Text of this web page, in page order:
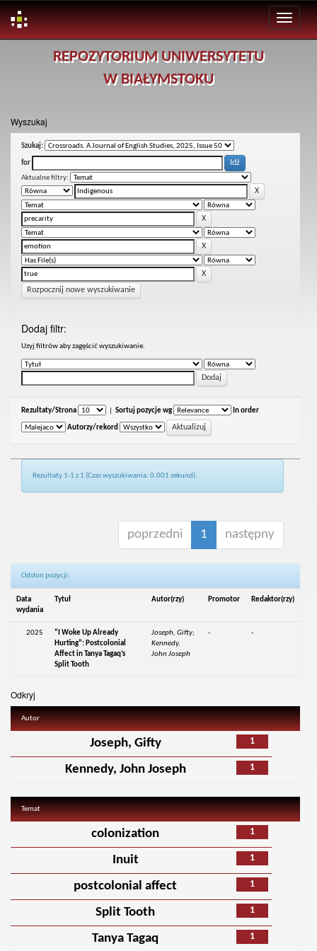
REPOZYTORIUM UNIWERSYTETU
W BIAŁYMSTOKU
Wyszukaj
Szukaj:
for
Aktualne filtry:
Rozpocznij nowe wyszukiwanie
Dodaj filtr:
Uzyj filtrów aby zagęścić wyszukiwanie.
Rezultaty/Strona Sortuj pozycje wg In order
Autorzy/rekord
Rezultaty 1-1 z 1 (Czas wyszukiwania: 0.001 sekund).
poprzedni 1 następny
Odsłon pozycji:
Data
wydania
Tytuł Autor(rzy) Promotor Redaktor(rzy)
2025
“I Woke Up Already
Hurting”: Postcolonial
Affect in Tanya Tagaq’s
Split Tooth
Joseph, Gifty;
Kennedy,
John Joseph
- -
Odkryj
Autor
1
Joseph, Gifty
1
Kennedy, John Joseph
Temat
1
colonization
1
Inuit
1
postcolonial affect
1
Split Tooth
1
Tanya Tagaq